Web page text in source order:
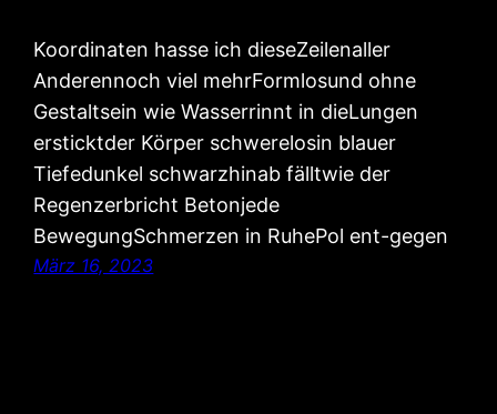
Koordinaten hasse ich dieseZeilenaller
Anderennoch viel mehrFormlosund ohne
Gestaltsein wie Wasserrinnt in dieLungen
ersticktder Körper schwerelosin blauer
Tiefedunkel schwarzhinab fälltwie der
Regenzerbricht Betonjede
BewegungSchmerzen in RuhePol ent-gegen
März 16, 2023